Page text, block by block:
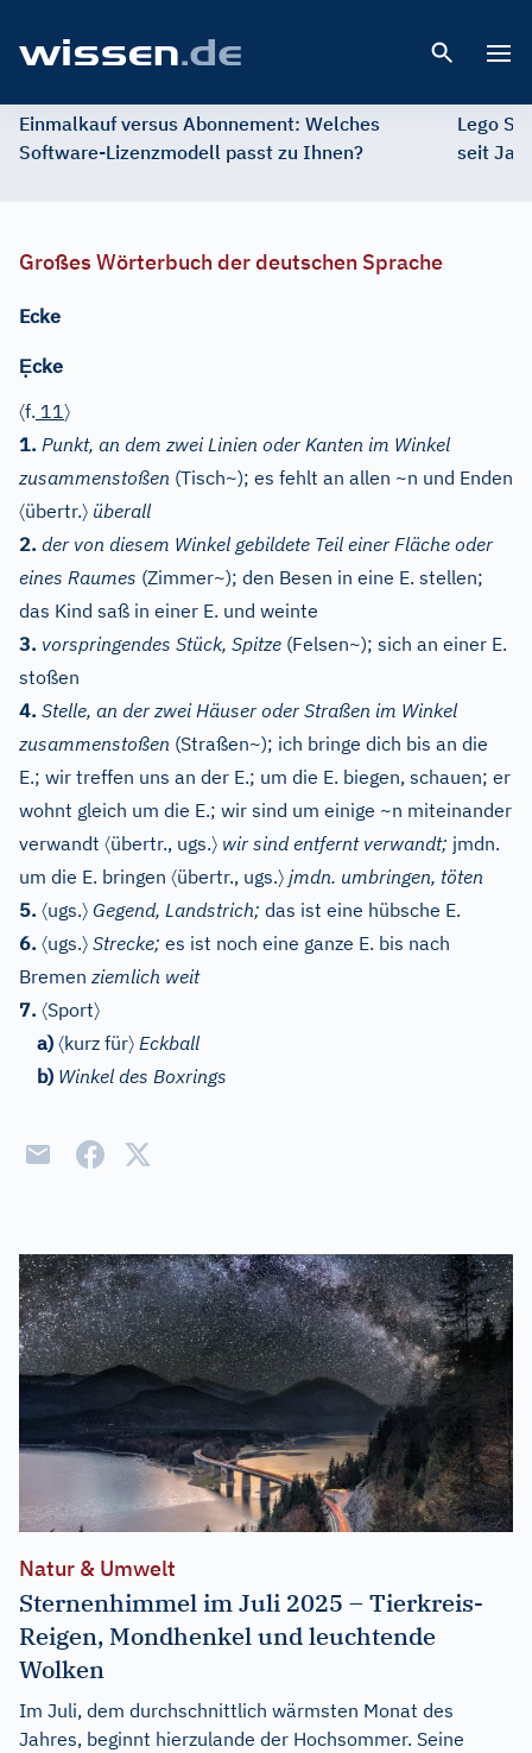
Einmalkauf versus Abonnement: Welches
Software-Lizenzmodell passt zu Ihnen?
Lego
seit
Großes Wörterbuch der deutschen Sprache
Ecke
Ẹcke
〈f. 11〉
1. Punkt, an dem zwei Linien oder Kanten im Winkel
zusammenstoßen (Tisch~); es fehlt an allen ~n und Enden
〈übertr.〉 überall
2. der von diesem Winkel gebildete Teil einer Fläche oder
eines Raumes (Zimmer~); den Besen in eine E. stellen;
das Kind saß in einer E. und weinte
3. vorspringendes Stück, Spitze (Felsen~); sich an einer E.
stoßen
4. Stelle, an der zwei Häuser oder Straßen im Winkel
zusammenstoßen (Straßen~); ich bringe dich bis an die
E.; wir treffen uns an der E.; um die E. biegen, schauen; er
wohnt gleich um die E.; wir sind um einige ~n miteinander
verwandt 〈übertr., ugs.〉 wir sind entfernt verwandt; jmdn.
um die E. bringen 〈übertr., ugs.〉 jmdn. umbringen, töten
5. 〈ugs.〉 Gegend, Landstrich; das ist eine hübsche E.
6. 〈ugs.〉 Strecke; es ist noch eine ganze E. bis nach
Bremen ziemlich weit
7. 〈Sport〉
a) 〈kurz für〉 Eckball
b) Winkel des Boxrings
Natur & Umwelt
Sternenhimmel im Juli 2025 – Tierkreis-
Reigen, Mondhenkel und leuchtende
Wolken
Im Juli, dem durchschnittlich wärmsten Monat des
Jahres, beginnt hierzulande der Hochsommer. Seine